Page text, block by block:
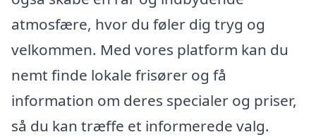
atmosfære, hvor du føler dig tryg og
velkommen. Med vores platform kan du
nemt finde lokale frisører og få
information om deres specialer og priser,
så du kan træffe et informerede valg.